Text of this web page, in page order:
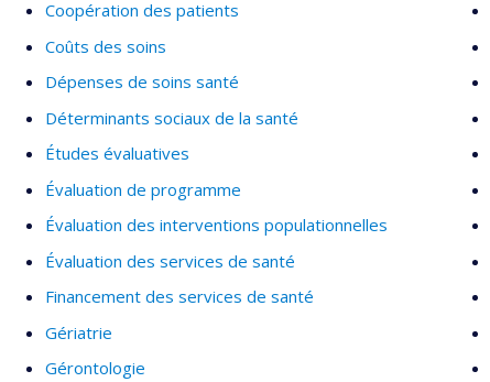
Coopération des patients
Coûts des soins
Dépenses de soins santé
Déterminants sociaux de la santé
Études évaluatives
Évaluation de programme
Évaluation des interventions populationnelles
Évaluation des services de santé
Financement des services de santé
Gériatrie
Gérontologie